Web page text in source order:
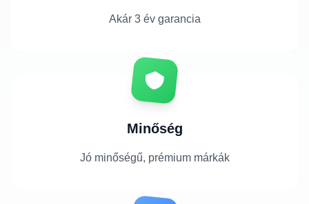
Akár 3 év garancia
Minőség
Jó minőségű, prémium márkák